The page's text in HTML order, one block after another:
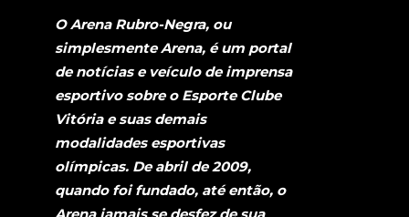
O Arena Rubro-Negra, ou
simplesmente Arena, é um portal
de notícias e veículo de imprensa
esportivo sobre o Esporte Clube
Vitória e suas demais
modalidades esportivas
olímpicas. De abril de 2009,
quando foi fundado, até então, o